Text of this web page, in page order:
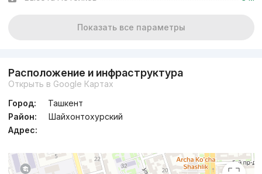
Показать все параметры
Расположение и инфраструктура
Открыть в Google Картах
Город:
Ташкент
Район:
Шайхонтохурский
Адрес: